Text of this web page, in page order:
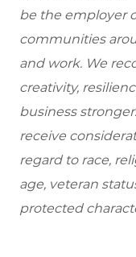
be the employer
communities
and work. We
creativity,
business
receive
regard to race,
age, veteran
protected